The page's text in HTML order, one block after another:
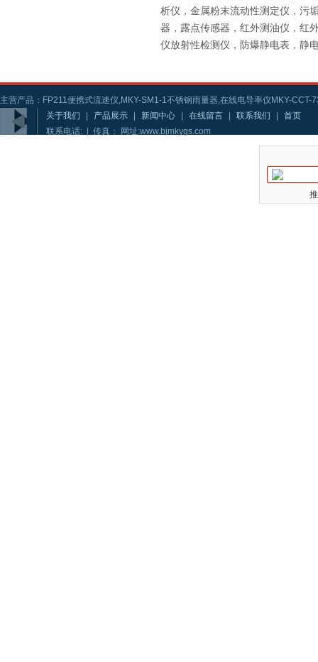
析仪，金属粉末流动性测定仪，污
器，露点传感器，红外测油仪，红
仪放射性检测仪，防爆静电表，静
主营产品：FP211便携式流速仪,MKY-SM1-1不锈钢雨量器,在线电导率仪MKY-CCT-
关于我们
产品展示 新闻中心 在线留言 联系我们
首页
联系电话: | 传真： 网址:www.bjmkygs.com